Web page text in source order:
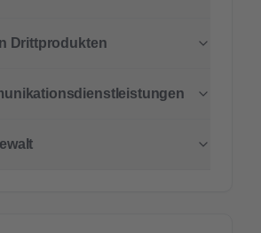
Drittprodukten